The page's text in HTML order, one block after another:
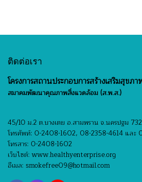
ติดต่อเรา
โครงการสถานประกอบการสร้างเสริมสุขภา
สมาคมพัฒนาคุณภาพสิ่งแวดล้อม (ส.พ.ส.)
45/10 ม.2 ต.บางเตย อ.สามพราน จ.นครปฐม
โทรศัพท์: 0-2408-1602, 08-2358-4614 และ
โทรสาร: 0-2408-1602
เว็บไซต์: www.healthyenterprise.org
อีเมล: smokefree09@hotmail.com